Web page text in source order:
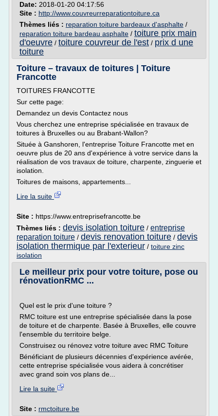
Date: 2018-01-20 04:17:56
Site : http://www.couvreurreparationtoiture.ca
Thèmes liés : reparation toiture bardeaux d'asphalte /
reparation toiture bardeau asphalte / toiture prix main
d'oeuvre / toiture couvreur de l'est / prix d une
toiture
Toiture – travaux de toitures | Toiture
Francotte
TOITURES FRANCOTTE
Sur cette page:
Demandez un devis Contactez nous
Vous cherchez une entreprise spécialisée en travaux de
toitures à Bruxelles ou au Brabant-Wallon?
Située à Ganshoren, l'entreprise Toiture Francotte met en
oeuvre plus de 20 ans d'expérience à votre service dans la
réalisation de vos travaux de toiture, charpente, zinguerie et
isolation.
Toitures de maisons, appartements...
Lire la suite
Site : https://www.entreprisefrancotte.be
Thèmes liés : devis isolation toiture / entreprise
reparation toiture / devis renovation toiture / devis
isolation thermique par l'exterieur / toiture zinc
isolation
Le meilleur prix pour votre toiture, pose ou
rénovationRMC ...
Quel est le prix d'une toiture ?
RMC toiture est une entreprise spécialisée dans la pose
de toiture et de charpente. Basée à Bruxelles, elle couvre
l'ensemble du territoire belge.
Construisez ou rénovez votre toiture avec RMC Toiture
Bénéficiant de plusieurs décennies d'expérience avérée,
cette entreprise spécialisée vous aidera à concrétiser
avec grand soin vos plans de...
Lire la suite
Site : rmctoiture.be